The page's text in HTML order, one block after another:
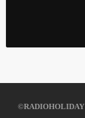
©RADIOHOLIDAY